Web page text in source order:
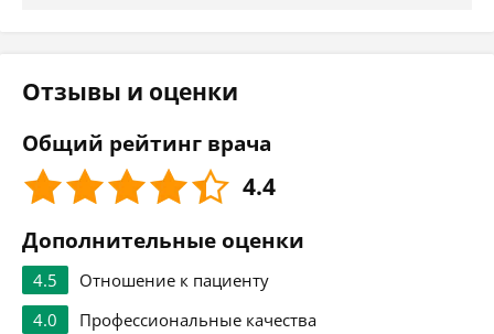
Отзывы и оценки
Общий рейтинг врача
4.4
Дополнительные оценки
4.5
Отношение к пациенту
4.0
Профессиональные качества